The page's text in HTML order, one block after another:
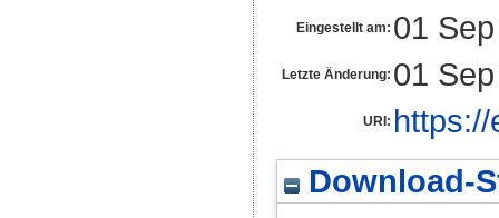
Eingestellt am: 01
Letzte Änderung: 01
URI:
Download-